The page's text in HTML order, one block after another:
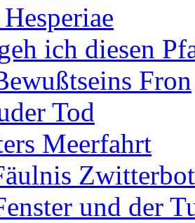
ich diesen
Fron
Tod
Meerfahrt
und der